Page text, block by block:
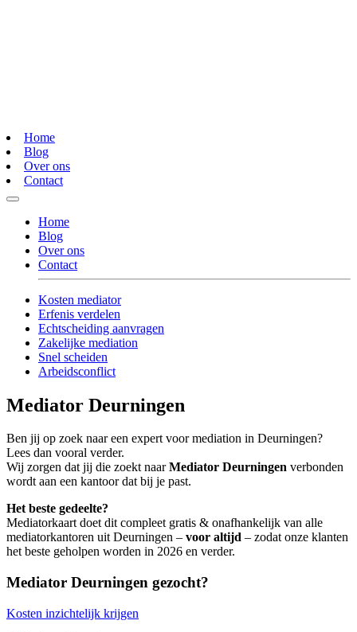
Home
Blog
Over ons
Contact
Home
Blog
Over ons
Contact
Kosten mediator
Erfenis verdelen
Echtscheiding aanvragen
Zakelijke mediation
Snel scheiden
Arbeidsconflict
Mediator Deurningen
Ben jij op zoek naar een expert voor mediation in Deurningen?
Lees dan vooral verder.
Wij zorgen dat jij die zoekt naarMediator Deurningen verbonden
wordt aan een kantoor dat bij je past.
Het beste gedeelte?
Mediatorkaart doet dit compleet gratis & onafhankelijk van alle
mediatorkantoren uit Deurningen – voor altijd – zodat onze klanten
het beste geholpen worden in 2026 en verder.
Mediator Deurningen gezocht?
Kosten inzichtelijk krijgen